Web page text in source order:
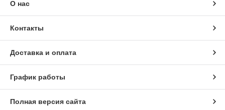
О нас
Контакты
Доставка и оплата
График работы
Полная версия сайта